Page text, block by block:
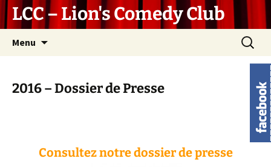
LCC – Lion's Comedy Club
Menu
2016 – Dossier de Presse
Consultez notre dossier de presse